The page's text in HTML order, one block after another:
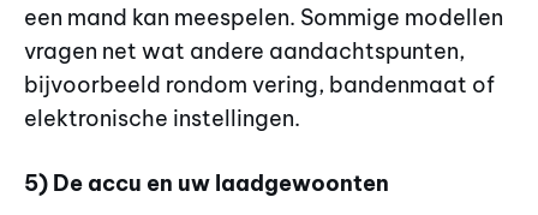
een mand kan meespelen. Sommige modellen
vragen net wat andere aandachtspunten,
bijvoorbeeld rondom vering, bandenmaat of
elektronische instellingen.
5) De accu en uw laadgewoonten